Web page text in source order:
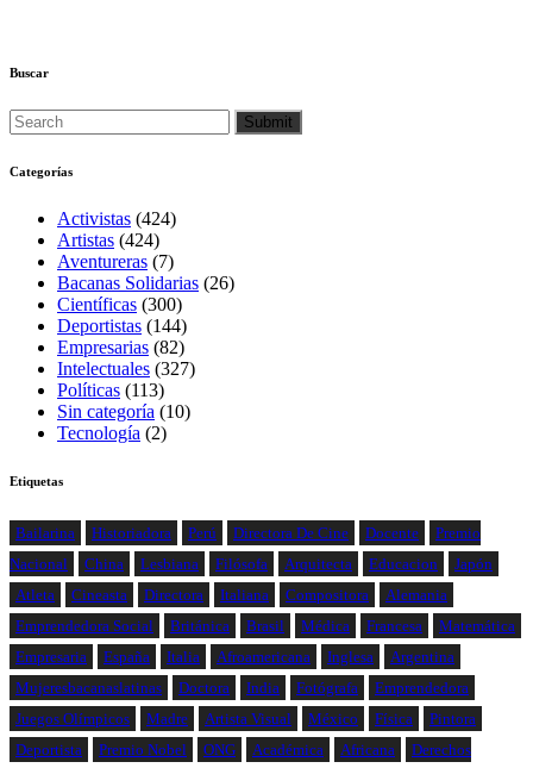
Buscar
Categorías
Activistas (424)
Artistas (424)
Aventureras (7)
Bacanas Solidarias (26)
Científicas (300)
Deportistas (144)
Empresarias (82)
Intelectuales (327)
Políticas (113)
Sin categoría (10)
Tecnología (2)
Etiquetas
Bailarina Historiadora Perú Directora De Cine Docente
Premio
Nacional
China Lesbiana Filósofa Arquitecta Educacion
Japón
Atleta
Cineasta Directora Italiana Compositora
Alemania
Emprendedora Social
Británica Brasil Médica Francesa
Matemática
Empresaria
España Italia Afroamericana Inglesa
Argentina
Mujeresbacanaslatinas
Doctora India Fotógrafa
Emprendedora
Juegos Olímpicos
Madre Artista Visual México Física
Pintora
Deportista
Premio Nobel ONG Académica Africana Derechos